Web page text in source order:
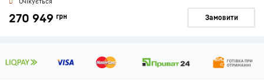
270 949 грн Замовити